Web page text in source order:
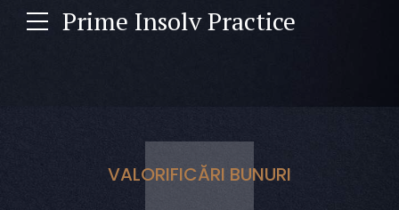
Prime Insolv Practice
VALORIFICĂRI BUNURI